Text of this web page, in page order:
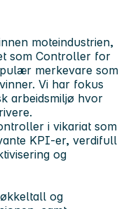
moteindustrien,
som Controller for
merkevare som
Vi har fokus
arbeidsmiljø hvor
i vikariat som
KPI-er, verdifull
og
og